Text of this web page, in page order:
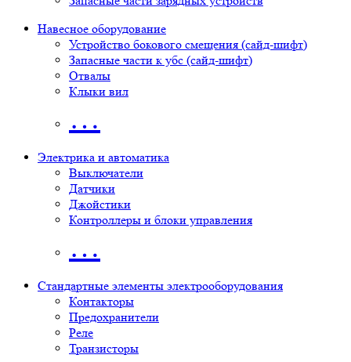
Навесное оборудование
Устройство бокового смещения (сайд-шифт)
Запасные части к убс (сайд-шифт)
Отвалы
Клыки вил
…
Электрика и автоматика
Выключатели
Датчики
Джойстики
Контроллеры и блоки управления
…
Стандартные элементы электрооборудования
Контакторы
Предохранители
Реле
Транзисторы